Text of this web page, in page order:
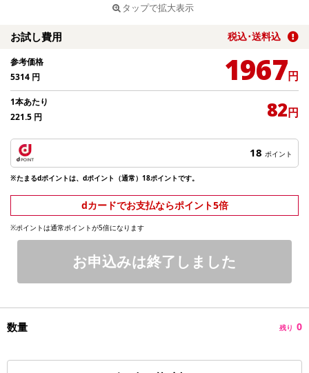
タップで拡大表示
お試し費用 税込･送料込
参考価格
5314 円 1967円
1本あたり
221.5 円 82円
18 ポイント
※たまるdポイントは、dポイント（通常）18ポイントです。
dカードでお支払ならポイント5倍
※ポイントは通常ポイントが5倍になります
お申込みは終了しました
数量 残り 0